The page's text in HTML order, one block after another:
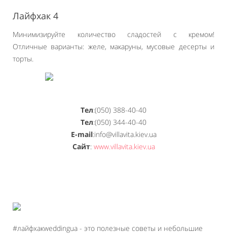
Лайфхак 4
Минимизируйте количество сладостей с кремом!
Отличные варианты: желе, макаруны, мусовые десерты и
торты.
Тел:(050) 388-40-40
Тел:(050) 344-40-40
E-mail:info@villavita.kiev.ua
Сайт: www.villavita.kiev.ua
#лайфхакweddingua - это полезные советы и небольшие